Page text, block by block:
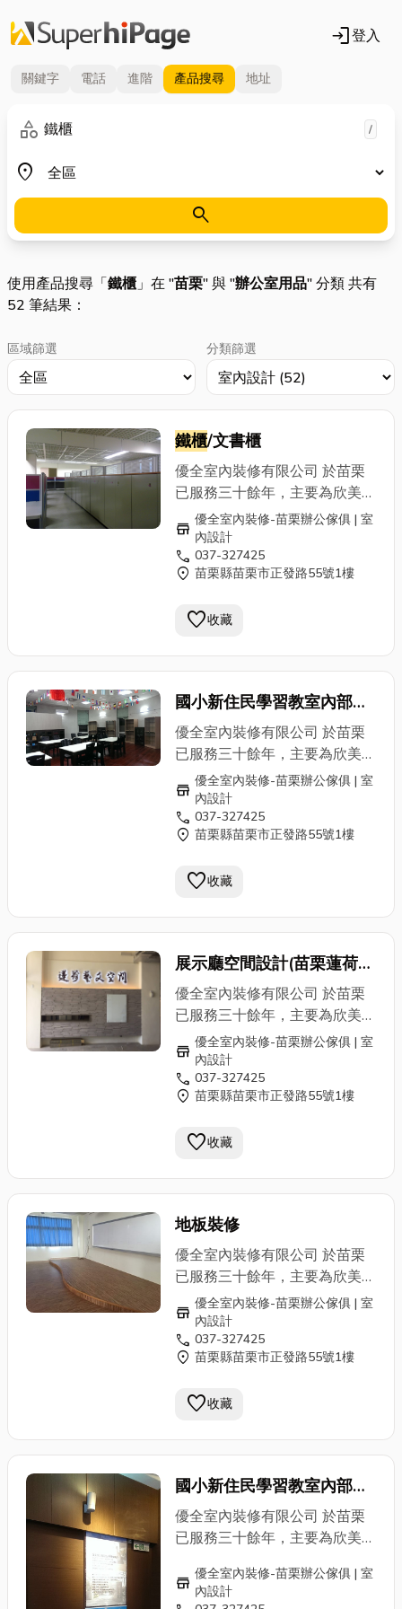
login登入
關鍵字 電話 進階 產品搜尋 地址
category
關鍵字 /
place
地區
search
使用產品搜尋「鐵櫃」在 "苗栗" 與 "辦公室用品" 分類 共有
52 筆結果：
區域篩選 分類篩選
鐵櫃/文書櫃
優全室內裝修有限公司 於苗栗
已服務三十餘年，主要為欣美辦
公家具苗栗縣的經銷商。並榮獲
共同供應契約「辦公桌椅、櫃及
屏風」之特約廠商。並為內政部
營建署審驗合格之專業室內設計
關、鄉鎮公所、學校、公司民營
品、系統櫥櫃客製化及住宅裝修
設計、施工 ，037-327425 專
業人員為您服務。 ✔ 室內設計
及施工、裝潢 商業空間 / 辦公
空間 / 私人住宅 ✔ 系統傢俱 整
體廚房 / 電視牆 / 儲物櫃 / 玄關
空間設計 / 電器櫃 ✔ OA辦公
板 / 屏風網路、走線 / 會議桌椅
址：苗栗縣苗栗市正發路55號
服務專線：037-327425
store 優全室內裝修-苗栗辦公傢俱 | 室
內設計
call 037-327425
location_on 苗栗縣苗栗市正發路55號1樓
favorite收藏
國小新住民學習教室內部裝
修
優全室內裝修有限公司 於苗栗
已服務三十餘年，主要為欣美辦
公家具苗栗縣的經銷商。並榮獲
共同供應契約「辦公桌椅、櫃及
屏風」之特約廠商。並為內政部
營建署審驗合格之專業室內設計
關、鄉鎮公所、學校、公司民營
品、系統櫥櫃客製化及住宅裝修
設計、施工 ，037-327425 專
業人員為您服務。 ✔ 室內設計
及施工、裝潢 商業空間 / 辦公
空間 / 私人住宅 ✔ 系統傢俱 整
體廚房 / 電視牆 / 儲物櫃 / 玄關
空間設計 / 電器櫃 ✔ OA辦公
板 / 屏風網路、走線 / 會議桌椅
址：苗栗縣苗栗市正發路55號
服務專線：037-327425
store 優全室內裝修-苗栗辦公傢俱 | 室
內設計
call 037-327425
location_on 苗栗縣苗栗市正發路55號1樓
favorite收藏
展示廳空間設計(苗栗蓮荷藝
文空間)
優全室內裝修有限公司 於苗栗
已服務三十餘年，主要為欣美辦
公家具苗栗縣的經銷商。並榮獲
共同供應契約「辦公桌椅、櫃及
屏風」之特約廠商。並為內政部
營建署審驗合格之專業室內設計
關、鄉鎮公所、學校、公司民營
品、系統櫥櫃客製化及住宅裝修
設計、施工 ，037-327425 專
業人員為您服務。 ✔ 室內設計
及施工、裝潢 商業空間 / 辦公
空間 / 私人住宅 ✔ 系統傢俱 整
體廚房 / 電視牆 / 儲物櫃 / 玄關
空間設計 / 電器櫃 ✔ OA辦公
板 / 屏風網路、走線 / 會議桌椅
址：苗栗縣苗栗市正發路55號
服務專線：037-327425
store 優全室內裝修-苗栗辦公傢俱 | 室
內設計
call 037-327425
location_on 苗栗縣苗栗市正發路55號1樓
favorite收藏
地板裝修
優全室內裝修有限公司 於苗栗
已服務三十餘年，主要為欣美辦
公家具苗栗縣的經銷商。並榮獲
共同供應契約「辦公桌椅、櫃及
屏風」之特約廠商。並為內政部
營建署審驗合格之專業室內設計
關、鄉鎮公所、學校、公司民營
品、系統櫥櫃客製化及住宅裝修
設計、施工 ，037-327425 專
業人員為您服務。 ✔ 室內設計
空間 / 私人住宅 ✔ 系統傢俱 整
體廚房 / 電視牆 / 儲物櫃 / 玄關
store 優全室內裝修-苗栗辦公傢俱 | 室
內設計
call 037-327425
location_on 苗栗縣苗栗市正發路55號1樓
favorite收藏
國小新住民學習教室內部裝
修
優全室內裝修有限公司 於苗栗
已服務三十餘年，主要為欣美辦
共同供應契約「辦公桌椅、櫃及
屏風」之特約廠商。並為內政部
store 優全室內裝修-苗栗辦公傢俱 | 室
內設計